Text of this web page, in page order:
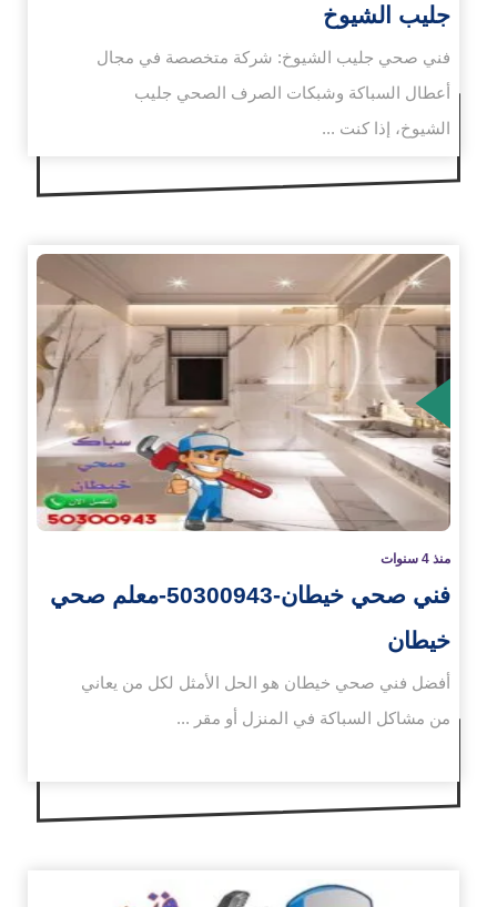
جليب الشيوخ
فني صحي جليب الشيوخ: شركة متخصصة في مجال
أعطال السباكة وشبكات الصرف الصحي جليب
الشيوخ، إذا كنت ...
منذ 4 سنوات
فني صحي خيطان-50300943-معلم صحي
خيطان
أفضل فني صحي خيطان هو الحل الأمثل لكل من يعاني
من مشاكل السباكة في المنزل أو مقر ...